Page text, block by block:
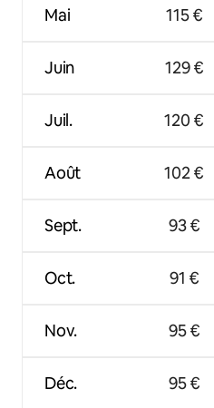
Mai
Juin
Juil.
Août
Sept.
Oct.
Nov.
Déc.
115 €
129 €
120 €
102 €
93 €
91 €
95 €
95 €